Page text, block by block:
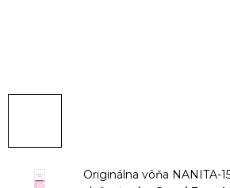
Originálna vôňa NANITA-